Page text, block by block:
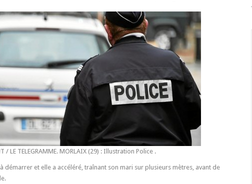
/ LE TELEGRAMME. MORLAIX (29) : Illustration Police .
démarrer et elle a accéléré, traînant son mari sur plusieurs mètres, avant de